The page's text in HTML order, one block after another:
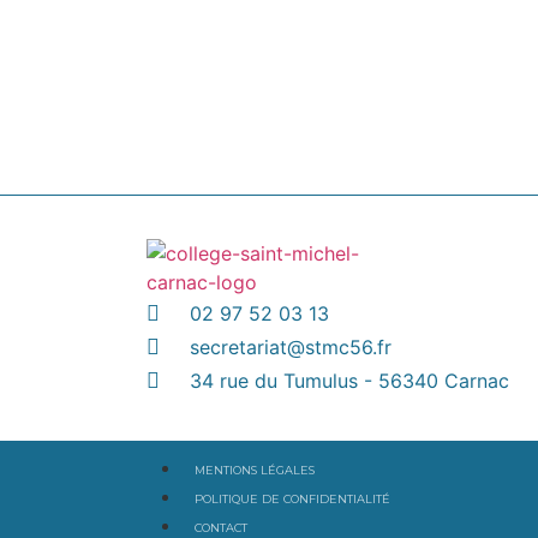
02 97 52 03 13
secretariat@stmc56.fr
34 rue du Tumulus - 56340 Carnac
MENTIONS LÉGALES
POLITIQUE DE CONFIDENTIALITÉ
CONTACT